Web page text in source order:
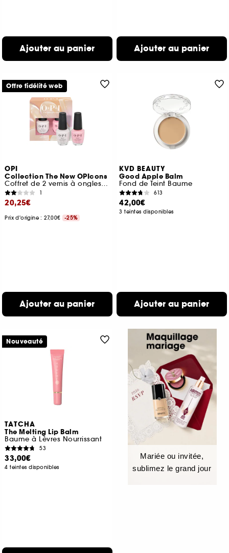
Ajouter au panier Ajouter au panier
OPI
Collection The New OPIcons
Coffret de 2 vernis à ongles tenue jusqu'à 7 jours
1
20,25€
Prix d'origine : 27,00€ -25%
Ajouter au panier
Offre fidélité web
KVD BEAUTY
Good Apple Balm
Fond de Teint Baume
613
42,00€
3 teintes disponibles
Ajouter au panier
TATCHA
The Melting Lip Balm
Baume à Lèvres Nourrissant
53
33,00€
4 teintes disponibles
Nouveauté
Mariée ou invitée,
sublimez le grand jour